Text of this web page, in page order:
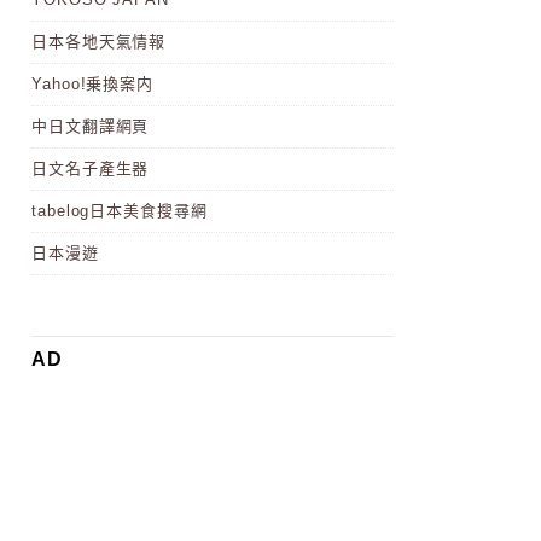
日本各地天氣情報
Yahoo!乗換案内
中日文翻譯網頁
日文名子產生器
tabelog日本美食搜尋網
日本漫遊
AD